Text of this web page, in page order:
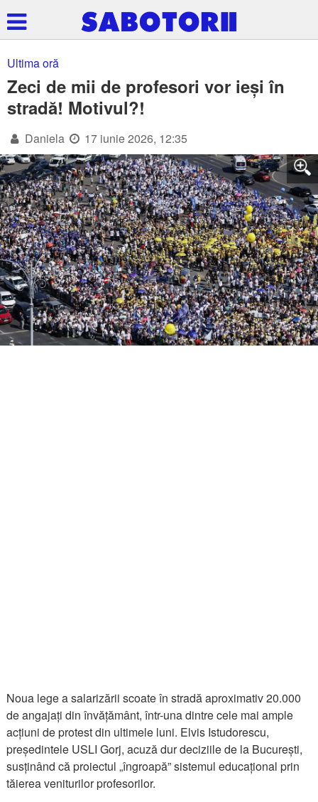
Ultima oră
Zeci de mii de profesori vor ieși în
stradă! Motivul?!
Daniela 17 iunie 2026, 12:35
Noua lege a salarizării scoate în stradă aproximativ 20.000
de angajați din învățământ, într-una dintre cele mai ample
acțiuni de protest din ultimele luni. Elvis Istudorescu,
președintele USLI Gorj, acuză dur deciziile de la București,
susținând că proiectul „îngroapă” sistemul educațional prin
tăierea veniturilor profesorilor.